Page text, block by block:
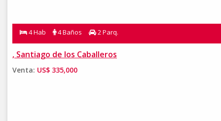
4 Hab 4 Baños 2 Parq.
, Santiago de los Caballeros
Venta: US$ 335,000